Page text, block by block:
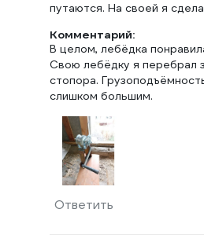
путаются. На своей я
Комментарий:
В целом, лебёдка
Свою лебёдку я перебрал
стопора.
слишком большим.
Ответить